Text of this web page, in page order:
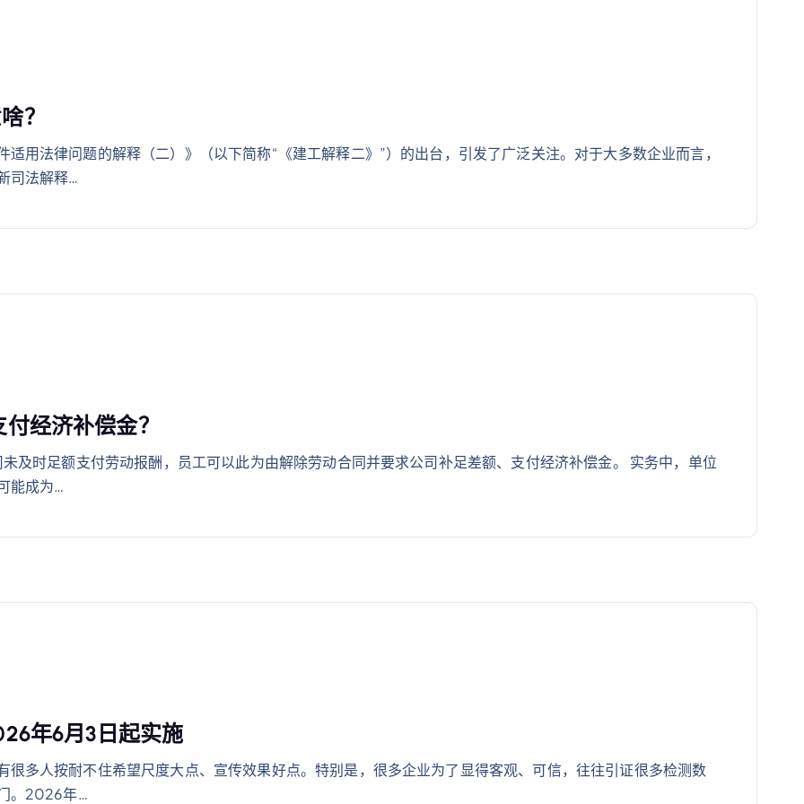
？
用法律问题的解释（二）》（以下简称“《建工解释二》”）的出台，引发了广泛关注。对于大多数企业而言，
司法解释…
经济补偿金？
及时足额支付劳动报酬，员工可以此为由解除劳动合同并要求公司补足差额、支付经济补偿金。 实务中，单位
能成为…
年6月3日起实施
多人按耐不住希望尺度大点、宣传效果好点。特别是，很多企业为了显得客观、可信，往往引证很多检测数
。2026年…